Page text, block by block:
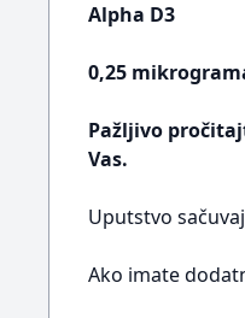
Alpha D3
0,25
Pažljivo
Vas.
Uputstvo
Ako imate